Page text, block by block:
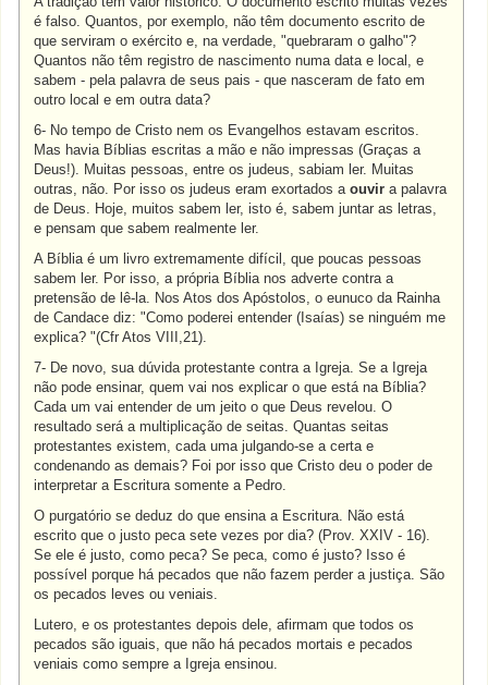
é falso. Quantos, por exemplo, não têm documento escrito de
que serviram o exército e, na verdade, "quebraram o galho"?
Quantos não têm registro de nascimento numa data e local, e
sabem - pela palavra de seus pais - que nasceram de fato em
outro local e em outra data?
6- No tempo de Cristo nem os Evangelhos estavam escritos.
Mas havia Bíblias escritas a mão e não impressas (Graças a
Deus!). Muitas pessoas, entre os judeus, sabiam ler. Muitas
outras, não. Por isso os judeus eram exortados aouvir a palavra
de Deus. Hoje, muitos sabem ler, isto é, sabem juntar as letras,
e pensam que sabem realmente ler.
A Bíblia é um livro extremamente difícil, que poucas pessoas
sabem ler. Por isso, a própria Bíblia nos adverte contra a
pretensão de lê-la. Nos Atos dos Apóstolos, o eunuco da Rainha
de Candace diz: "Como poderei entender (Isaías) se ninguém me
explica? "(Cfr Atos VIII,21).
7- De novo, sua dúvida protestante contra a Igreja. Se a Igreja
não pode ensinar, quem vai nos explicar o que está na Bíblia?
Cada um vai entender de um jeito o que Deus revelou. O
resultado será a multiplicação de seitas. Quantas seitas
protestantes existem, cada uma julgando-se a certa e
condenando as demais? Foi por isso que Cristo deu o poder de
interpretar a Escritura somente a Pedro.
O purgatório se deduz do que ensina a Escritura. Não está
escrito que o justo peca sete vezes por dia? (Prov. XXIV - 16).
Se ele é justo, como peca? Se peca, como é justo? Isso é
possível porque há pecados que não fazem perder a justiça. São
os pecados leves ou veniais.
Lutero, e os protestantes depois dele, afirmam que todos os
pecados são iguais, que não há pecados mortais e pecados
veniais como sempre a Igreja ensinou.